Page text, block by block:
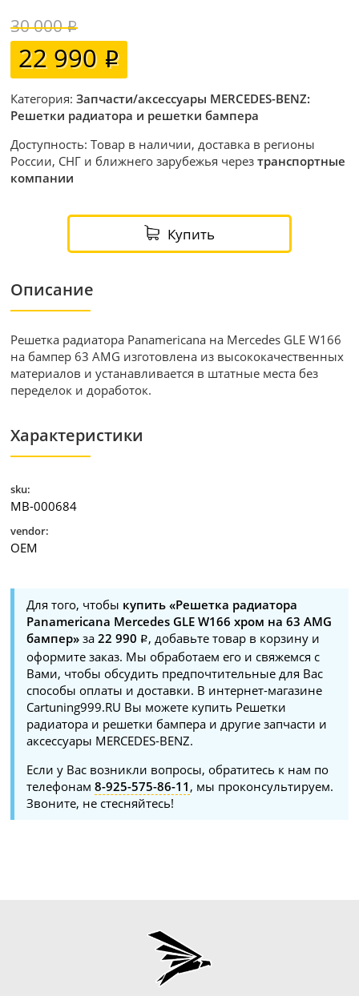
30 000
22 990
Категория:Запчасти/аксессуары MERCEDES-BENZ:
Решетки радиатора и решетки бампера
Доступность: Товар в наличии, доставка в регионы
России, СНГ и ближнего зарубежья черезтранспортные
компании
Купить
Описание
Решетка радиатора Panamericana на Mercedes GLE W166
на бампер 63 AMG изготовлена из высококачественных
материалов и устанавливается в штатные места без
переделок и доработок.
Характеристики
sku:
MB-000684
vendor:
OEM
Для того, чтобы купить «Решетка радиатора
Panamericana Mercedes GLE W166 хром на 63 AMG
бампер» за22 990
, добавьте товар в корзину и
оформите заказ. Мы обработаем его и свяжемся с
Вами, чтобы обсудить предпочтительные для Вас
способы оплаты и доставки. В интернет-магазине
Cartuning999.RU Вы можете купить Решетки
радиатора и решетки бампера и другие запчасти и
аксессуары MERCEDES-BENZ.
Если у Вас возникли вопросы, обратитесь к нам по
телефонам8-925-575-86-11 , мы проконсультируем.
Звоните, не стесняйтесь!